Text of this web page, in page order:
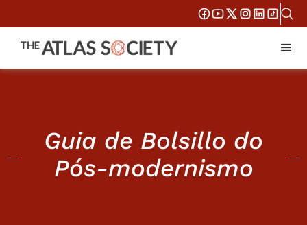
Guia de Bolsillo do
Pós-modernismo